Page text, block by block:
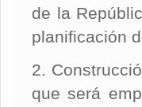
de la
planificación
2.
que será